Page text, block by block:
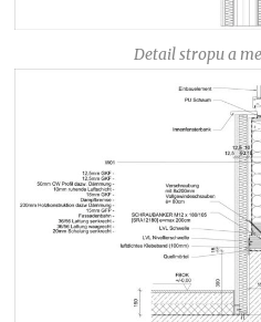
Detail stropu a